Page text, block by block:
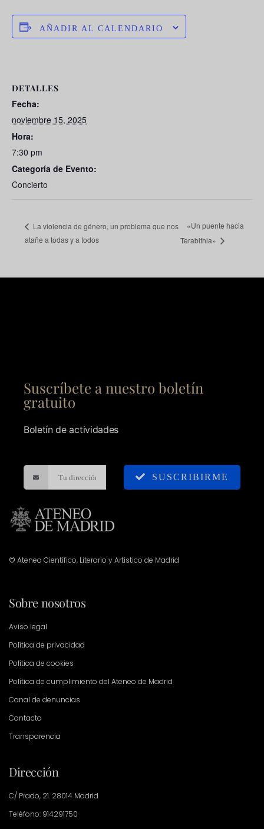
AÑADIR AL CALENDARIO
DETALLES
Fecha:
noviembre 15, 2025
Hora:
7:30 pm
Categoría de Evento:
Concierto
La violencia de género, un problema que nos
atañe a todas y a todos
«Un puente hacia
Terabithia»
Suscríbete a nuestro boletín
gratuito
Boletín de actividades
SUSCRIBIRME
© Ateneo Científico, Literario y Artístico de Madrid
Sobre nosotros
Aviso legal
Política de privacidad
Política de cookies
Política de cumplimiento del Ateneo de Madrid
Canal de denuncias
Contacto
Transparencia
Dirección
C/ Prado, 21. 28014 Madrid
Teléfono: 914291750